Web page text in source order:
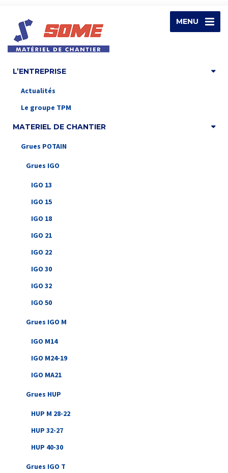
MENU
L’ENTREPRISE
Actualités
Le groupe TPM
MATERIEL DE CHANTIER
Grues POTAIN
Grues IGO
IGO 13
IGO 15
IGO 18
IGO 21
IGO 22
IGO 30
IGO 32
IGO 50
Grues IGO M
IGO M14
IGO M24-19
IGO MA21
Grues HUP
HUP M 28-22
HUP 32-27
HUP 40-30
Grues IGO T